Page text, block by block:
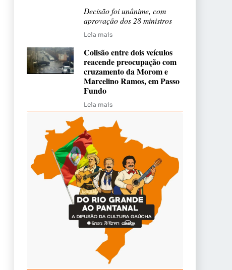
Decisão foi unânime, com
aprovação dos 28 ministros
Leia mais
Colisão entre dois veículos
reacende preocupação com
cruzamento da Morom e
Marcelino Ramos, em Passo
Fundo
Leia mais